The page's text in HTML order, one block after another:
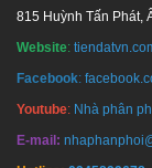
815 Huỳnh Tấn Phát,
Website:
Facebook:
Youtube: Nhà phân
E-mail: